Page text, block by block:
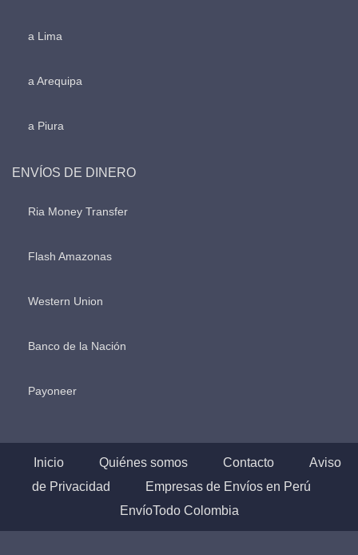
a Lima
a Arequipa
a Piura
ENVÍOS DE DINERO
Ria Money Transfer
Flash Amazonas
Western Union
Banco de la Nación
Payoneer
Inicio Quiénes somos Contacto
Aviso
de Privacidad
Empresas de Envíos en Perú
EnvíoTodo Colombia